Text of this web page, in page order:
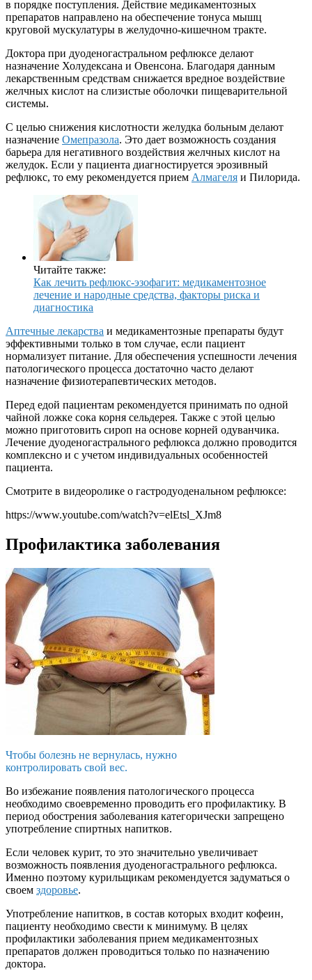
в порядке поступления. Действие медикаментозных
препаратов направлено на обеспечение тонуса мышц
круговой мускулатуры в желудочно-кишечном тракте.
Доктора при дуоденогастральном рефлюксе делают
назначение Холудексана и Овенсона. Благодаря данным
лекарственным средствам снижается вредное воздействие
желчных кислот на слизистые оболочки пищеварительной
системы.
С целью снижения кислотности желудка больным делают
назначение Омепразола. Это дает возможность создания
барьера для негативного воздействия желчных кислот на
желудок. Если у пациента диагностируется эрозивный
рефлюкс, то ему рекомендуется прием Алмагеля и Пилорида.
Читайте также:
Как лечить рефлюкс-эзофагит: медикаментозное
лечение и народные средства, факторы риска и
диагностика
Аптечные лекарства и медикаментозные препараты будут
эффективными только в том случае, если пациент
нормализует питание. Для обеспечения успешности лечения
патологического процесса достаточно часто делают
назначение физиотерапевтических методов.
Перед едой пациентам рекомендуется принимать по одной
чайной ложке сока корня сельдерея. Также с этой целью
можно приготовить сироп на основе корней одуванчика.
Лечение дуоденогастрального рефлюкса должно проводится
комплексно и с учетом индивидуальных особенностей
пациента.
Смотрите в видеоролике о гастродуоденальном рефлюксе:
https://www.youtube.com/watch?v=elEtsl_XJm8
Профилактика заболевания
Чтобы болезнь не вернулась, нужно
контролировать свой вес.
Во избежание появления патологического процесса
необходимо своевременно проводить его профилактику. В
период обострения заболевания категорически запрещено
употребление спиртных напитков.
Если человек курит, то это значительно увеличивает
возможность появления дуоденогастрального рефлюкса.
Именно поэтому курильщикам рекомендуется задуматься о
своем здоровье.
Употребление напитков, в состав которых входит кофеин,
пациенту необходимо свести к минимуму. В целях
профилактики заболевания прием медикаментозных
препаратов должен проводиться только по назначению
доктора.